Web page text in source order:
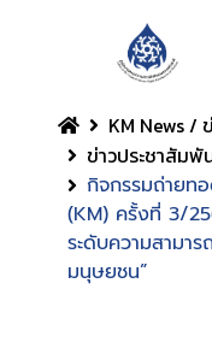
KM News /
ข่าวประชาสัม
กิจกรรมถ่ายท
(KM) ครั้งที่ 3/
ระดับความสามา
มนุษยชน”